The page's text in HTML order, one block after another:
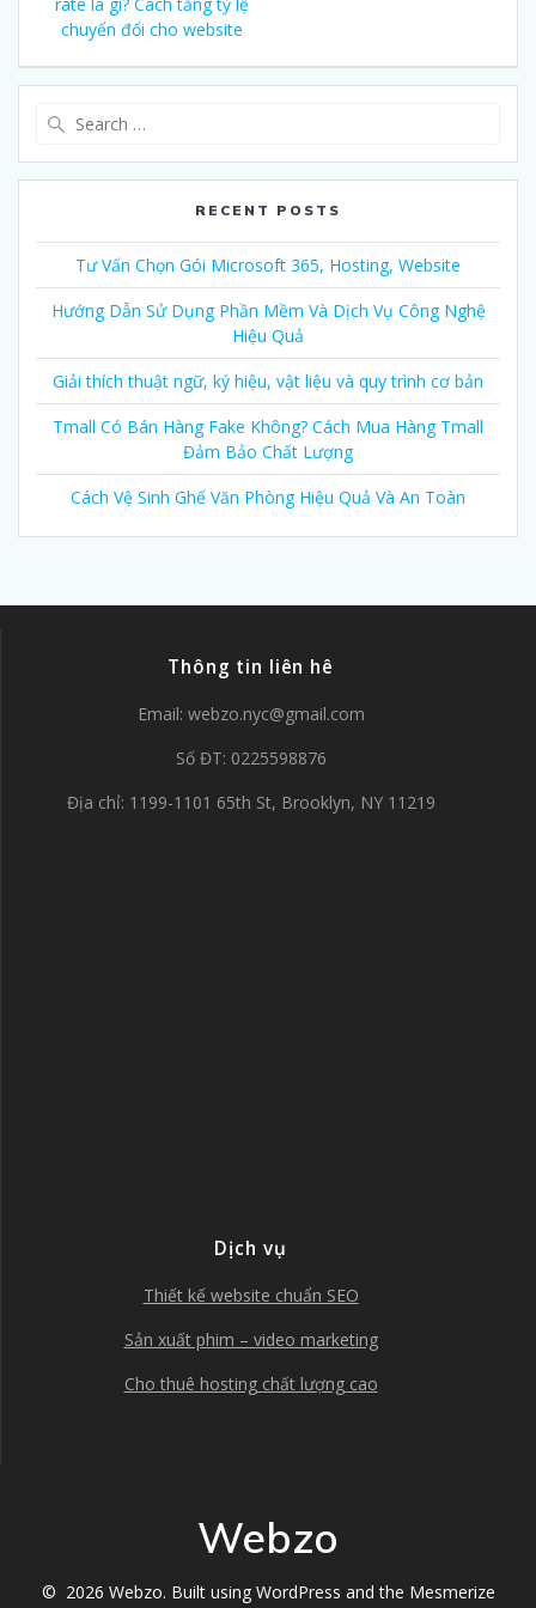
navigation
chuyển đổi cho website
RECENT POSTS
Tư Vấn Chọn Gói Microsoft 365, Hosting, Website
Hướng Dẫn Sử Dụng Phần Mềm Và Dịch Vụ Công Nghệ
Hiệu Quả
Giải thích thuật ngữ, ký hiệu, vật liệu và quy trình cơ bản
Tmall Có Bán Hàng Fake Không? Cách Mua Hàng Tmall
Đảm Bảo Chất Lượng
Cách Vệ Sinh Ghế Văn Phòng Hiệu Quả Và An Toàn
Thông tin liên hê
Email: webzo.nyc@gmail.com
Số ĐT: 0225598876
Địa chỉ: 1199-1101 65th St, Brooklyn, NY 11219
Dịch vụ
Thiết kế website chuẩn SEO
Sản xuất phim – video marketing
Cho thuê hosting chất lượng cao
Webzo
© 2026 Webzo. Built using WordPress and the Mesmerize